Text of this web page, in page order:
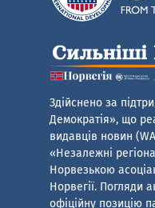
Здійснено за
Демократія», що
видавців новин
«Незалежні
Норвезькою
Норвегії. Погляди
офіційну позицію